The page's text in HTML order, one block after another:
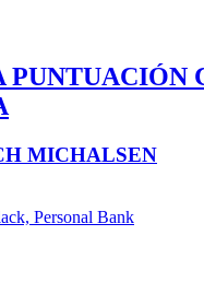
PUNTUACIÓN
MICHALSEN